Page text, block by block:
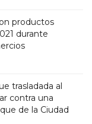
productos
durante
trasladada al
contra una
de la Ciudad